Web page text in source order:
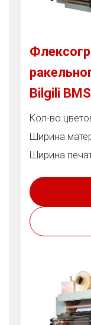
Bilgili
Кол-во
Ширина
Ширина